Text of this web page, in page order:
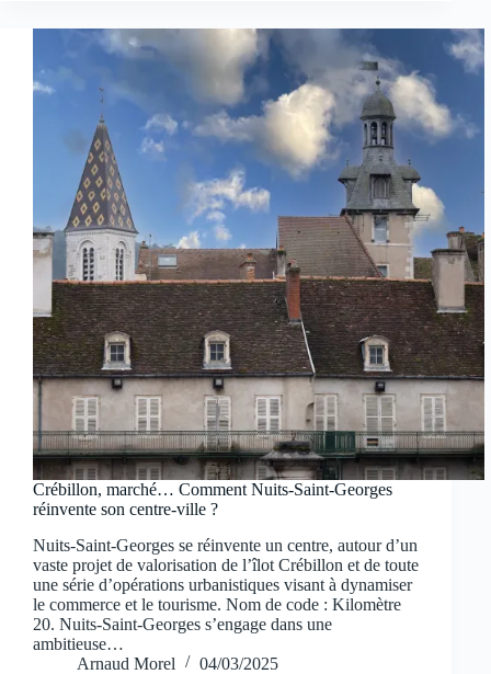
Crébillon, marché… Comment Nuits-Saint-Georges
réinvente son centre-ville ?
Nuits-Saint-Georges se réinvente un centre, autour d’un
vaste projet de valorisation de l’îlot Crébillon et de toute
une série d’opérations urbanistiques visant à dynamiser
le commerce et le tourisme. Nom de code : Kilomètre
20. Nuits-Saint-Georges s’engage dans une
ambitieuse…
Arnaud Morel
04/03/2025